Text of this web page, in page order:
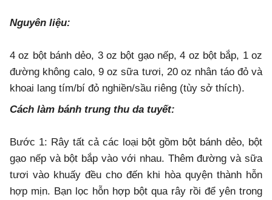
Nguyên liệu:
4 oz bột bánh dẻo, 3 oz bột gạo nếp, 4 oz bột bắp, 1 oz
đường không calo, 9 oz sữa tươi, 20 oz nhân táo đỏ và
khoai lang tím/bí đỏ nghiền/sầu riêng (tùy sở thích).
Cách làm bánh trung thu da tuyết:
Bước 1: Rây tất cả các loại bột gồm bột bánh dẻo, bột
gạo nếp và bột bắp vào với nhau. Thêm đường và sữa
tươi vào khuấy đều cho đến khi hòa quyện thành hỗn
hợp mịn. Bạn lọc hỗn hợp bột qua rây rồi để yên trong